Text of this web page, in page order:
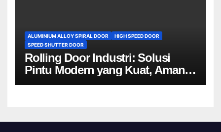
ALUMINIUM ALLOY SPIRAL DOOR
HIGH SPEED DOOR
SPEED SHUTTER DOOR
Rolling Door Industri: Solusi
Pintu Modern yang Kuat, Aman,
dan Efisien untuk Dunia Industri